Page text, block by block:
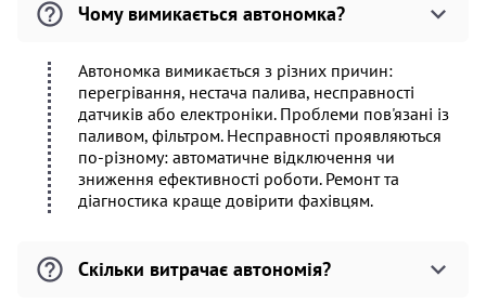
Чому вимикається автономка?
Автономка вимикається з різних причин:
перегрівання, нестача палива, несправності
датчиків або електроніки. Проблеми пов'язані із
паливом, фільтром. Несправності проявляються
по-різному: автоматичне відключення чи
зниження ефективності роботи. Ремонт та
діагностика краще довірити фахівцям.
Скільки витрачає автономія?